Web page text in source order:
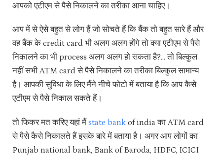
आपको एटीएम से पैसे निकालने का तरीका आना चाहिए।
आप में से ऐसे बहुत से लोग हैं जो सोचते हैं कि बैंक तो बहुत सारे हैं और
वह बैंक के credit card भी अलग अलग होंगे तो क्या एटीएम से पैसे
निकालने का भी process अलग अलग हो सकता है?… तो बिल्कुल
नहीं सभी ATM card से पैसे निकालने का तरीका बिल्कुल सामान्य
है। आपकी सुविधा के लिए मैंने नीचे फोटो में बताया है कि आप कैसे
एटीएम से पैसे निकाल सकते हैं।
तो फिकर मत करिए यहां मैंstate bank of india का ATM card
से पैसे कैसे निकालते हैं इसके बारे में बताया है। अगर आप लोगों का
Punjab national bank, Bank of Baroda, HDFC, ICICI